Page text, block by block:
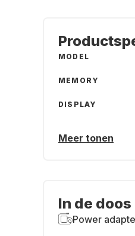
MODEL
MEMORY
DISPLAY
Meer tonen
In de doos
Power